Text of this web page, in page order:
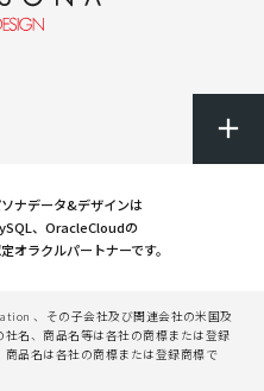
ナデータ&デザインは
、OracleCloudの
オラクルパートナーです。
、その子会社及び関連会社の米国及
名、商品名等は各社の商標または登録
品名は各社の商標または登録商標で